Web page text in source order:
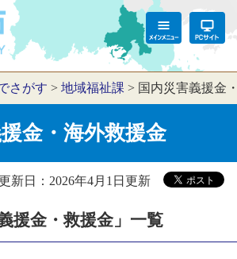
さがす > 地域福祉課 > 国内災害義援金
金・海外救援金
新日：2026年4月1日更新
援金・救援金」一覧